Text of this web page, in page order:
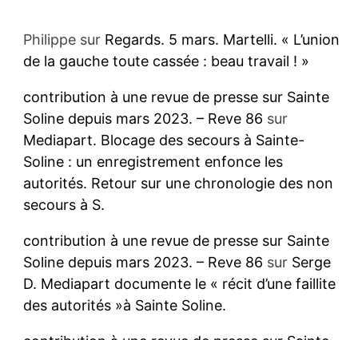
Philippesur Regards. 5 mars. Martelli. « L’union
de la gauche toute cassée : beau travail ! »
contribution à une revue de presse sur Sainte
Soline depuis mars 2023. – Reve 86 sur
Mediapart. Blocage des secours à Sainte-
Soline : un enregistrement enfonce les
autorités. Retour sur une chronologie des non
secours à S.
contribution à une revue de presse sur Sainte
Soline depuis mars 2023. – Reve 86 sur Serge
D. Mediapart documente le « récit d’une faillite
des autorités »à Sainte Soline.